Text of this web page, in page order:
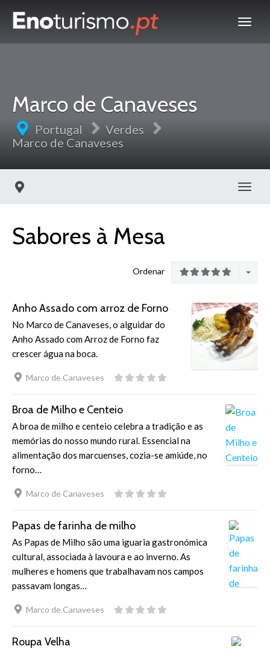
Marco de Canaveses
Portugal
Verdes
Marco de Canaveses
Sabores à Mesa
Ordenar
Anho Assado com arroz de Forno
No Marco de Canaveses, o alguidar do
Anho Assado com Arroz de Forno faz
crescer água na boca.
Marco de Canaveses
Broa de Milho e Centeio
A broa de milho e centeio celebra a tradição e as
memórias do nosso mundo rural. Essencial na
alimentação dos marcuenses, cozia-se amiúde, no
forno…
Marco de Canaveses
Papas de farinha de milho
As Papas de Milho são uma iguaria gastronómica
cultural, associada à lavoura e ao inverno. As
mulheres e homens que trabalhavam nos campos
passavam longas…
Marco de Canaveses
Roupa Velha